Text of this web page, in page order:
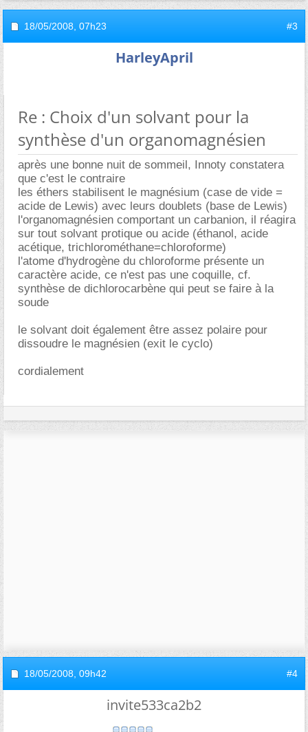
18/05/2008, 07h23 #3
HarleyApril
Re : Choix d'un solvant pour la
synthèse d'un organomagnésien
après une bonne nuit de sommeil, Innoty constatera
que c'est le contraire
les éthers stabilisent le magnésium (case de vide =
acide de Lewis) avec leurs doublets (base de Lewis)
l'organomagnésien comportant un carbanion, il réagira
sur tout solvant protique ou acide (éthanol, acide
acétique, trichlorométhane=chloroforme)
l'atome d'hydrogène du chloroforme présente un
caractère acide, ce n'est pas une coquille, cf.
synthèse de dichlorocarbène qui peut se faire à la
soude
le solvant doit également être assez polaire pour
dissoudre le magnésien (exit le cyclo)
cordialement
18/05/2008, 09h42 #4
invite533ca2b2